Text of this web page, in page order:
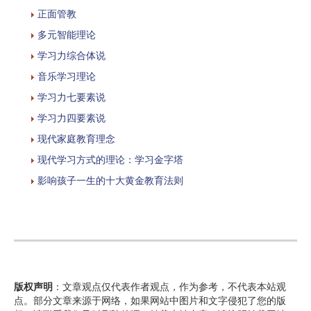
正面管教
多元智能理论
学习力综合体说
音乐学习理论
学习力七要素说
学习力四要素说
现代家庭教育理念
现代学习方式的理论：学习金字塔
影响孩子一生的十大黄金教育法则
版权声明 ：文章观点仅代表作者观点，作为参考，不代表本站观
点。部分文章来源于网络，如果网站中图片和文字侵犯了您的版